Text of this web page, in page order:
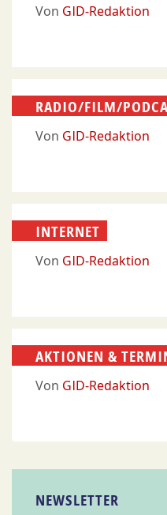
Von GID-Redaktion
RADIO/FILM/
Von GID-Redaktion
INTERNET
Von GID-Redaktion
AKTIONEN &
Von GID-Redaktion
NEWSLETTER